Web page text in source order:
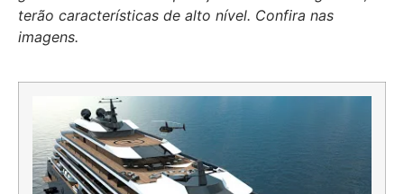
terão características de alto nível. Confira nas
imagens.